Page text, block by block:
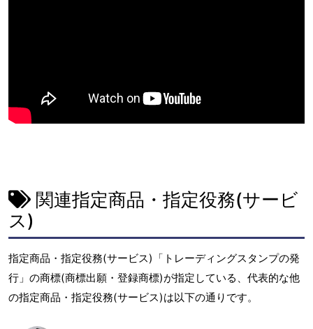
関連指定商品・指定役務(サービ
ス)
指定商品・指定役務(サービス)「トレーディングスタンプの発
行」の商標(商標出願・登録商標)が指定している、代表的な他
の指定商品・指定役務(サービス)は以下の通りです。